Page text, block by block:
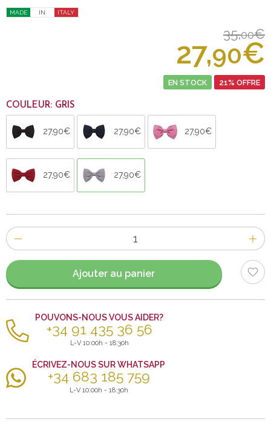
MADE IN ITALY
35,00€
27,90€
EN STOCK 21% OFFRE
COULEUR: GRIS
27,90€ 27,90€ 27,90€
27,90€ 27,90€
Nombre
d'items
Ajouter au panier
POUVONS-NOUS VOUS AIDER?
+34 91 435 36 56
L-V 10:00h - 18:30h
ÉCRIVEZ-NOUS SUR WHATSAPP
+34 683 185 759
L-V 10:00h - 18:30h